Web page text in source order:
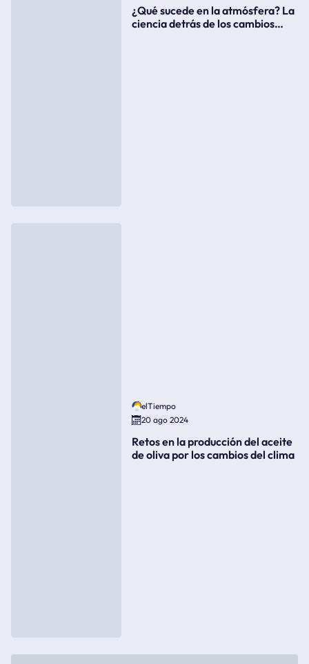
¿Qué sucede en la atmósfera? La
ciencia detrás de los cambios
elTiempo
20 ago 2024
Retos en la producción del aceite
de oliva por los cambios del clima